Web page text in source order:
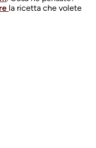
la ricetta che volete